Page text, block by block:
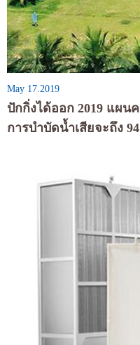
May 17.2019
ปักกิ่งได้ออก 2019 แผ
การบำบัดน้ำเสียจะถึง